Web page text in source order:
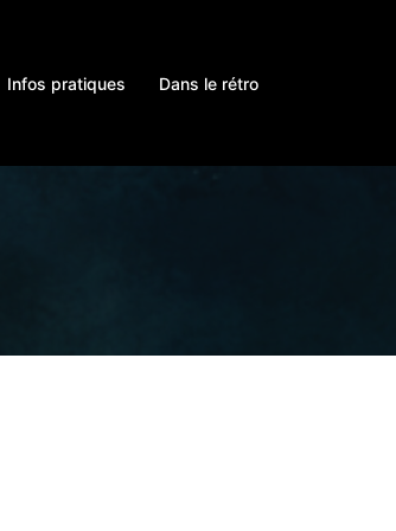
Infos pratiques Dans le rétro